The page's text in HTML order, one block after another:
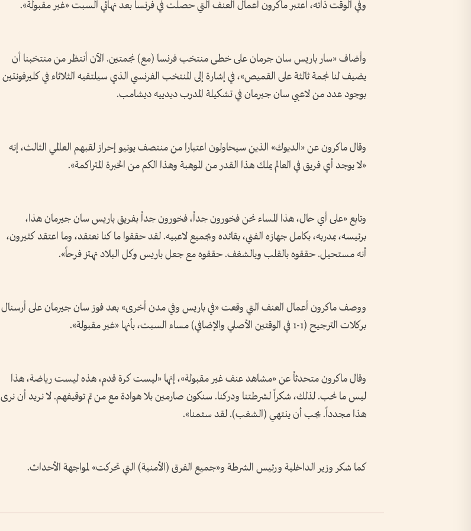
وفي الوقت ذاته، اعتبر ماكرون أعمال العنف التي حصلت في فرنسا بعد نهائي السبت «غير مقبولة».
وأضاف «سار باريس سان جرمان على خطى منتخب فرنسا (مع) نجمتين. الآن أنتظر من منتخبنا أن
يضيف لنا نجمة ثالثة على القميص»، في إشارة إلى المنتخب الفرنسي الذي سيلتقيه الثلاثاء في كليرفونتين
بوجود عدد من لاعبي سان جيرمان في تشكيلة المدرب ديدييه ديشامب.
وقال ماكرون عن «الديوك» الذين سيحاولون اعتبارا من منتصف يونيو إحراز لقبهم العالمي الثالث، إنه
«لا يوجد أي فريق في العالم يملك هذا القدر من الموهبة وهذا الكم من الخبرة المتراكمة».
وتابع «على أي حال، هذا المساء نحن فخورون جداً، فخورون جداً بفريق باريس سان جيرمان هذا،
برئيسه، بمدربه، بكامل جهازه الفني، بقائده وبجميع لاعبيه. لقد حققوا ما كنا نعتقد، وما اعتقد كثيرون،
أنه مستحيل. حققوه بالقلب وبالشغف. حققوه مع جعل باريس وكل البلاد تهتز فرحاً».
ووصف ماكرون أعمال العنف التي وقعت «في باريس وفي مدن أخرى» بعد فوز سان جيرمان على أرسنال
بركلات الترجيح (1-1 في الوقتين الأصلي والإضافي) مساء السبت، بأنها «غير مقبولة».
وقال ماكرون متحدثاً عن «مشاهد عنف غير مقبولة»، إنها «ليست كرة قدم، هذه ليست رياضة، هذا
ليس ما نحب. لذلك، شكراً لشرطتنا ودركنا. سنكون صارمين بلا هوادة مع من تم توقيفهم. لا نريد أن نرى
هذا مجدداً. يجب أن ينتهي (الشغب). لقد سئمنا».
كما شكر وزير الداخلية ورئيس الشرطة و«جميع الفرق (الأمنية) التي تحركت» لمواجهة الأحداث.